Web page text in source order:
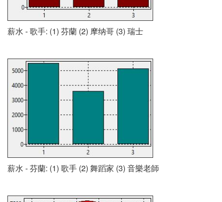
薪水 - 歌手: (1) 芬蘭 (2) 摩纳哥 (3) 瑞士
薪水 - 芬蘭: (1) 歌手 (2) 舞蹈家 (3) 音樂老師